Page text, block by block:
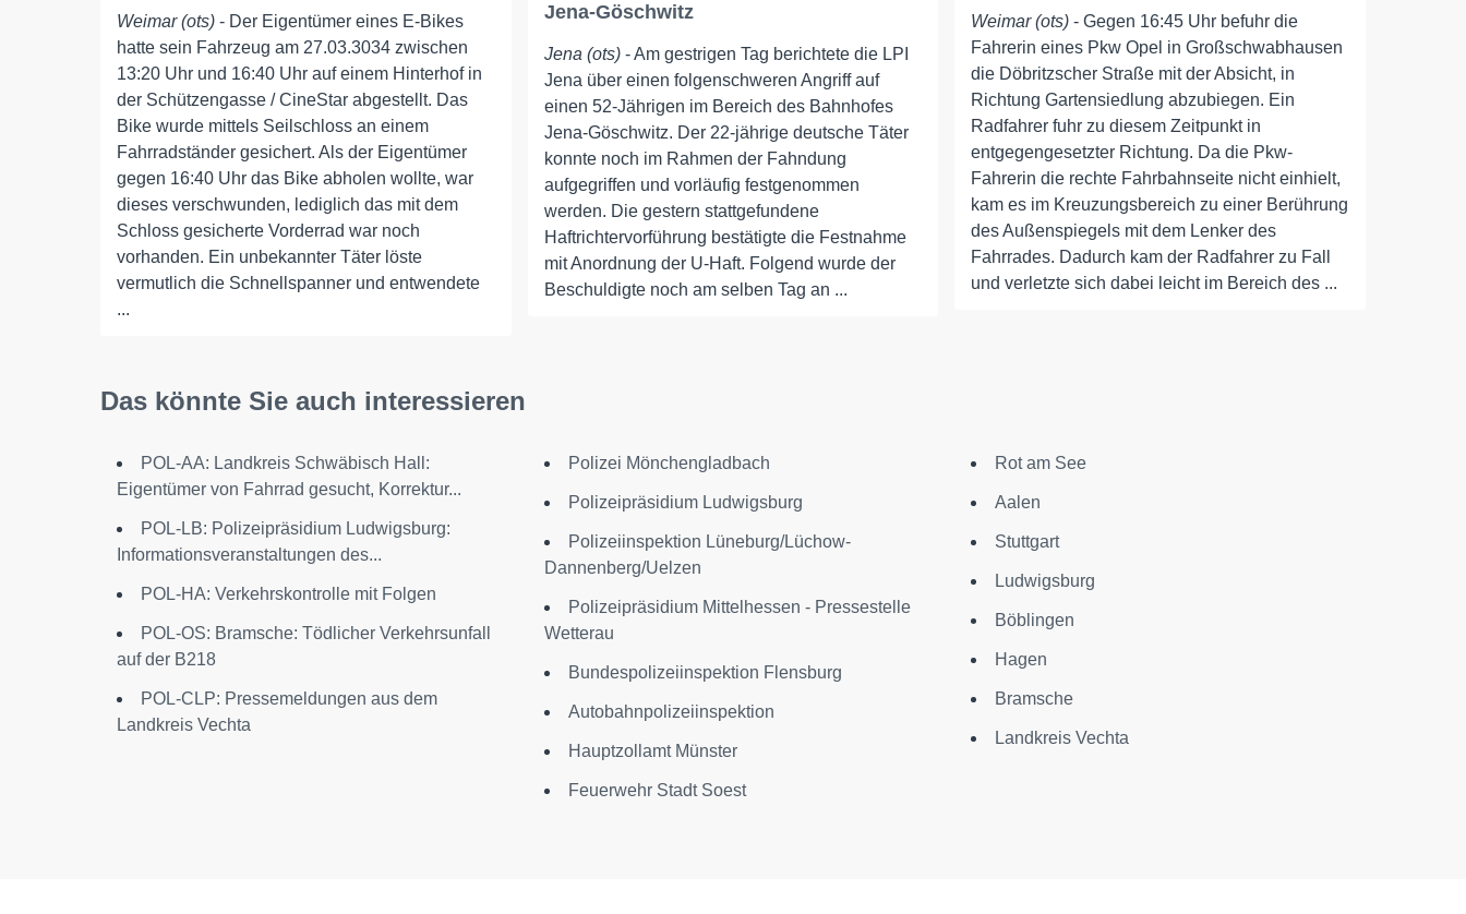
Weimar (ots) - Der Eigentümer eines E-Bikes
hatte sein Fahrzeug am 27.03.3034 zwischen
13:20 Uhr und 16:40 Uhr auf einem Hinterhof in
der Schützengasse / CineStar abgestellt. Das
Bike wurde mittels Seilschloss an einem
Fahrradständer gesichert. Als der Eigentümer
gegen 16:40 Uhr das Bike abholen wollte, war
dieses verschwunden, lediglich das mit dem
Schloss gesicherte Vorderrad war noch
vorhanden. Ein unbekannter Täter löste
vermutlich die Schnellspanner und entwendete
...
Jena-Göschwitz
Jena (ots)- Am gestrigen Tag berichtete die LPI
Jena über einen folgenschweren Angriff auf
einen 52-Jährigen im Bereich des Bahnhofes
Jena-Göschwitz. Der 22-jährige deutsche Täter
konnte noch im Rahmen der Fahndung
aufgegriffen und vorläufig festgenommen
werden. Die gestern stattgefundene
Haftrichtervorführung bestätigte die Festnahme
mit Anordnung der U-Haft. Folgend wurde der
Beschuldigte noch am selben Tag an ...
Weimar (ots) - Gegen 16:45 Uhr befuhr die
Fahrerin eines Pkw Opel in Großschwabhausen
die Döbritzscher Straße mit der Absicht, in
Richtung Gartensiedlung abzubiegen. Ein
Radfahrer fuhr zu diesem Zeitpunkt in
entgegengesetzter Richtung. Da die Pkw-
Fahrerin die rechte Fahrbahnseite nicht einhielt,
kam es im Kreuzungsbereich zu einer Berührung
des Außenspiegels mit dem Lenker des
Fahrrades. Dadurch kam der Radfahrer zu Fall
und verletzte sich dabei leicht im Bereich des ...
Das könnte Sie auch interessieren
POL-AA: Landkreis Schwäbisch Hall:
Eigentümer von Fahrrad gesucht, Korrektur...
POL-LB: Polizeipräsidium Ludwigsburg:
Informationsveranstaltungen des...
POL-HA: Verkehrskontrolle mit Folgen
POL-OS: Bramsche: Tödlicher Verkehrsunfall
auf der B218
POL-CLP: Pressemeldungen aus dem
Landkreis Vechta
Polizei Mönchengladbach
Polizeipräsidium Ludwigsburg
Polizeiinspektion Lüneburg/Lüchow-
Dannenberg/Uelzen
Polizeipräsidium Mittelhessen - Pressestelle
Wetterau
Bundespolizeiinspektion Flensburg
Autobahnpolizeiinspektion
Hauptzollamt Münster
Feuerwehr Stadt Soest
Rot am See
Aalen
Stuttgart
Ludwigsburg
Böblingen
Hagen
Bramsche
Landkreis Vechta